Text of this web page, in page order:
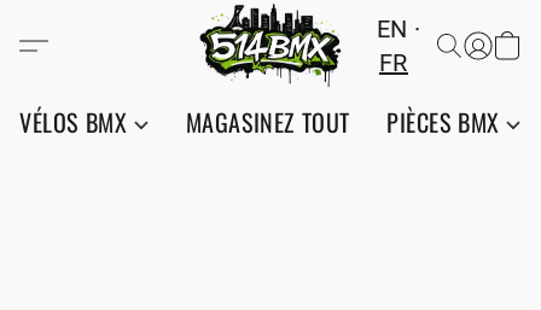
EN
FR
VÉLOS BMX MAGASINEZ TOUT PIÈCES BMX